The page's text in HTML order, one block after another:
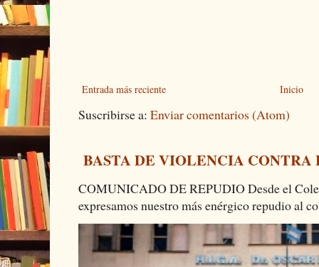
Entrada más reciente Inicio
Suscribirse a: Enviar comentarios (Atom)
BASTA DE VIOLENCIA
COMUNICADO DE REPUDIO Desde el
expresamos nuestro más enérgico repudio al